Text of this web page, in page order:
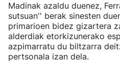
Madinak azaldu duenez,
sutsuan'' berak sinesten
primarioen bidez gizartera
alderdiak etorkizunerako
azpimarratu du biltzarra
pertsonala izan dela.